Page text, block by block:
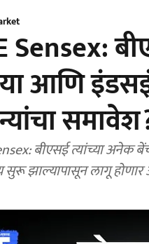
Sensex:
आणि
बीएसई त्यांच्या अनेक
सुरू झाल्यापासून लागू